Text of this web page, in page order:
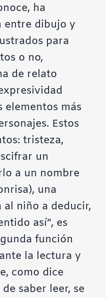
ha
entre dibujo y
para
o no,
de relato
elementos más
Estos
tristeza,
un
a un nombre
una
niño a deducir,
así”, es
función
la lectura y
como dice
saber leer, se